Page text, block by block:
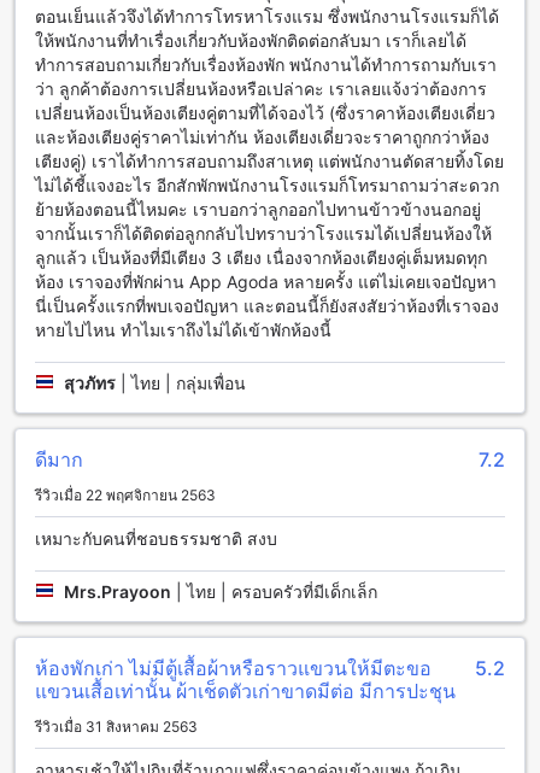
สวนป่า รีสอร์ท (SHA Extra Plus): สิ่งอำนวยความสะดวกในการ
เดินทาง
สวนป่า รีสอร์ท (SHA Extra Plus) เป็นที่พักที่มีสิ่งอำนวยความ
สะดวกในการเดินทางที่ทำให้คุณสามารถมาถึงและเดินทางไปยัง
สถานที่ต่างๆ ได้อย่างสะดวกสบาย สำหรับผู้มาเป็นรถส่วนตัว สวน
ป่า รีสอร์ทมีที่จอดรถสำหรับผู้เข้าพักอยู่ภายในสถานที่ และที่ดีกว่า
คือ การจอดรถเป็นบริการฟรี ทำให้คุณสามารถเดินทางมาถึงที่พัก
ได้อย่างสะดวกสบาย นอกจากนี้ สวนป่า รีสอร์ทยังมีบริการรถรับ
ส่งฟรีสำหรับผู้เข้าพัก ซึ่งจะช่วยให้คุณสามารถเดินทางไปยังสถาน
ที่ท่องเที่ยวหรือจุดหมายต่างๆ ได้อย่างสะดวกสบาย
สวนป่า รีสอร์ท (SHA Extra Plus): สิ่งอำนวยความสะดวกการรับ
ประทานอาหาร
สวนป่า รีสอร์ท (SHA Extra Plus) มีสิ่งอำนวยความสะดวกการรับ
ประทานอาหารที่หลากหลายและมีคุณภาพสูง เริ่มจากคาเฟ่ที่มี
บรรยากาศเป็นกันเอง ที่นี่คุณสามารถสัมผัสกับความอบอุ่นของ
กาแฟและชาที่ถูกต้มมาให้คุณดื่มได้อย่างอร่อยและหอมหวาน
นอกจากนี้ยังมีร้านอาหารที่ให้บริการอาหารท้องถิ่นและอาหาร
นานาชาติที่สร้างจากวัตถุดิบคุณภาพสูง คุณสามารถเพลิดเพลิน
ของคุณเป็นที่ยอมรับได้ นอกจากนี้ยังมีบริการรูมเซอร์วิสที่
สามารถสั่งอาหารได้ในห้องพักของคุณ เพื่อให้คุณสามารถสัมผัส
ประสบการณ์การรับประทานอาหารที่สะดวกสบายและเพลิดเพลิน
ไปกับการพักผ่อนของคุณ
ห้องพักที่สวนป่า รีสอร์ท (SHA Extra Plus)
สวนป่า รีสอร์ท (SHA Extra Plus) ให้บริการห้องพักที่หลากหลาย
ตอนเย็นแล้วจึงได้ทำการโทรหาโรงแรม ซึ่งพนักงานโรงแรมก็ได้
ให้พนักงานที่ทำเรื่องเกี่ยวกับห้องพักติดต่อกลับมา เราก็เลยได้
ทำการสอบถามเกี่ยวกับเรื่องห้องพัก พนักงานได้ทำการถามกับเรา
ว่า ลูกค้าต้องการเปลี่ยนห้องหรือเปล่าคะ เราเลยแจ้งว่าต้องการ
เปลี่ยนห้องเป็นห้องเตียงคู่ตามที่ได้จองไว้ (ซึ่งราคาห้องเตียงเดี่ยว
และห้องเตียงคู่ราคาไม่เท่ากัน ห้องเตียงเดี่ยวจะราคาถูกกว่าห้อง
เตียงคู่) เราได้ทำการสอบถามถึงสาเหตุ แต่พนักงานตัดสายทิ้งโดย
ไม่ได้ชี้แจงอะไร อีกสักพักพนักงานโรงแรมก็โทรมาถามว่าสะดวก
ย้ายห้องตอนนี้ไหมคะ เราบอกว่าลูกออกไปทานข้าวข้างนอกอยู่
จากนั้นเราก็ได้ติดต่อลูกกลับไปทราบว่าโรงแรมได้เปลี่ยนห้องให้
ลูกแล้ว เป็นห้องที่มีเตียง 3 เตียง เนื่องจากห้องเตียงคู่เต็มหมดทุก
ห้อง เราจองที่พักผ่าน App Agoda หลายครั้ง แต่ไม่เคยเจอปัญหา
นี่เป็นครั้งแรกที่พบเจอปัญหา และตอนนี้ก็ยังสงสัยว่าห้องที่เราจอง
หายไปไหน ทำไมเราถึงไม่ได้เข้าพักห้องนี้
สุวภัทร |ไทย | กลุ่มเพื่อน
ดีมาก 7.2
รีวิวเมื่อ 22 พฤศจิกายน 2563
เหมาะกับคนที่ชอบธรรมชาติ สงบ
Mrs.Prayoon |ไทย | ครอบครัวที่มีเด็กเล็ก
ห้องพักเก่า ไม่มีตู้เสื้อผ้าหรือราวแขวนให้มีตะขอ
แขวนเสื้อเท่านั้น ผ้าเช็ดตัวเก่าขาดมีต่อ มีการปะชุน
5.2
รีวิวเมื่อ 31 สิงหาคม 2563